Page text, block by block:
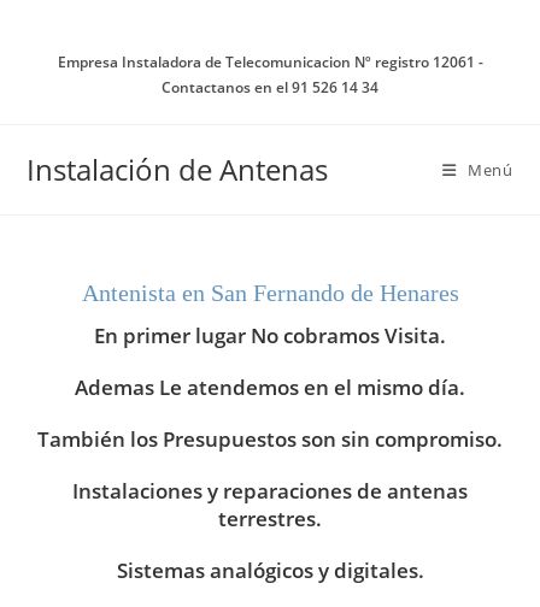
contenido
Empresa Instaladora de Telecomunicacion Nº registro 12061 -
Contactanos en el 91 526 14 34
Instalación de Antenas Menú
Antenista en San Fernando de Henares
En primer lugar No cobramos Visita.
Ademas Le atendemos en el mismo día.
También los Presupuestos son sin compromiso.
Instalaciones y reparaciones de antenas
terrestres.
Sistemas analógicos y digitales.